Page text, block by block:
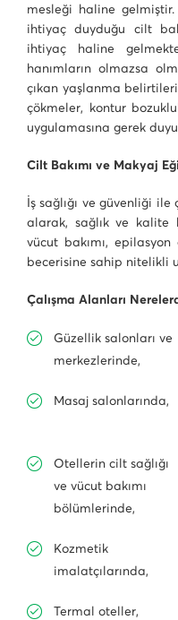
mesleği haline
ihtiyaç duyduğu cilt
ihtiyaç haline
hanımların olmazsa
çıkan yaşlanma
çökmeler, kontur
uygulamasına gerek
Cilt Bakımı ve Makyaj
İş sağlığı ve güvenliği
alarak, sağlık ve kalite
vücut bakımı,
becerisine sahip nitelikli
Çalışma Alanları
Güzellik salonları ve
merkezlerinde,
Masaj salonlarında,
Otellerin cilt sağlığı
ve vücut bakımı
bölümlerinde,
Kozmetik
imalatçılarında,
Termal oteller,